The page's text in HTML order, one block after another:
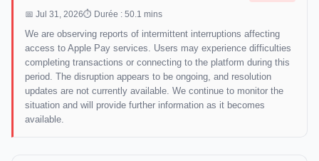
📅 Jul 31, 2026⏱ Durée : 50.1 mins
We are observing reports of intermittent interruptions affecting
access to Apple Pay services. Users may experience difficulties
completing transactions or connecting to the platform during this
period. The disruption appears to be ongoing, and resolution
updates are not currently available. We continue to monitor the
situation and will provide further information as it becomes
available.